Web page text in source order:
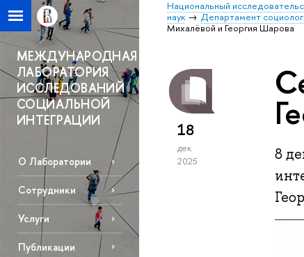
Национальный
наук
Департамент
Михалёвой и Георгия Шарова
МЕЖДУНАРОДНАЯ
ЛАБОРАТОРИЯ
ИССЛЕДОВАНИЙ
СОЦИАЛЬНОЙ
ИНТЕГРАЦИИ
О Лаборатории
Сотрудники
Услуги
Публикации
18
дек
2025
8